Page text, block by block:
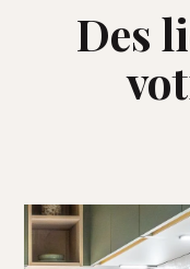
Des